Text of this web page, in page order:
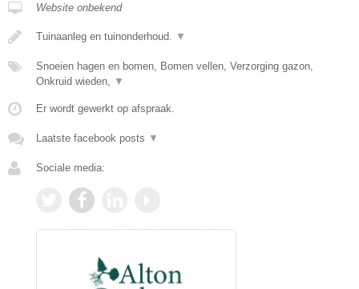
Website onbekend
Tuinaanleg en tuinonderhoud. ▼
Snoeien hagen en bomen, Bomen vellen, Verzorging gazon,
Onkruid wieden, ▼
Er wordt gewerkt op afspraak.
Laatste facebook posts ▼
Sociale media: